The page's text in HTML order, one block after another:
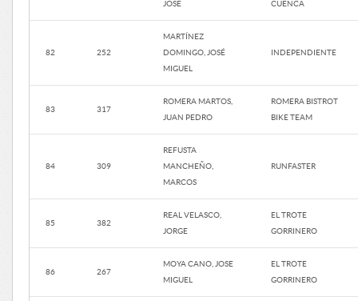
JOSE
CUENCA
82 252
MARTÍNEZ
DOMINGO, JOSÉ
MIGUEL
INDEPENDIENTE
83 317
ROMERA MARTOS,
JUAN PEDRO
ROMERA BISTROT
BIKE TEAM
84 309
REFUSTA
MANCHEÑO,
MARCOS
RUNFASTER
85 382
REAL VELASCO,
JORGE
EL TROTE
GORRINERO
86 267
MOYA CANO, JOSE
MIGUEL
EL TROTE
GORRINERO